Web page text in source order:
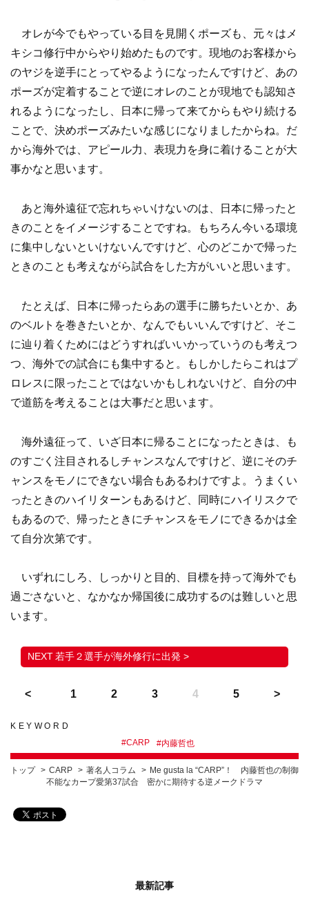
オレが今でもやっている目を見開くポーズも、元々はメ
キシコ修行中からやり始めたものです。現地のお客様から
のヤジを逆手にとってやるようになったんですけど、あの
ポーズが定着することで逆にオレのことが現地でも認知さ
れるようになったし、日本に帰って来てからもやり続ける
ことで、決めポーズみたいな感じになりましたからね。だ
から海外では、アピール力、表現力を身に着けることが大
事かなと思います。
あと海外遠征で忘れちゃいけないのは、日本に帰ったと
きのことをイメージすることですね。もちろん今いる環境
に集中しないといけないんですけど、心のどこかで帰った
ときのことも考えながら試合をした方がいいと思います。
たとえば、日本に帰ったらあの選手に勝ちたいとか、あ
のベルトを巻きたいとか、なんでもいいんですけど、そこ
に辿り着くためにはどうすればいいかっていうのも考えつ
つ、海外での試合にも集中すると。もしかしたらこれはプ
ロレスに限ったことではないかもしれないけど、自分の中
で道筋を考えることは大事だと思います。
海外遠征って、いざ日本に帰ることになったときは、も
のすごく注目されるしチャンスなんですけど、逆にそのチ
ャンスをモノにできない場合もあるわけですよ。うまくい
ったときのハイリターンもあるけど、同時にハイリスクで
もあるので、帰ったときにチャンスをモノにできるかは全
て自分次第です。
いずれにしろ、しっかりと目的、目標を持って海外でも
過ごさないと、なかなか帰国後に成功するのは難しいと思
います。
若手２選手が海外修行に出発 >
1 2 3 4 5
KEYWORD
#CARP #内藤哲也
トップ CARP 著名人コラム
Me gusta la “CARP”！ 内藤哲也の制御
不能なカープ愛第37試合 密かに期待する逆メークドラマ
最新記事